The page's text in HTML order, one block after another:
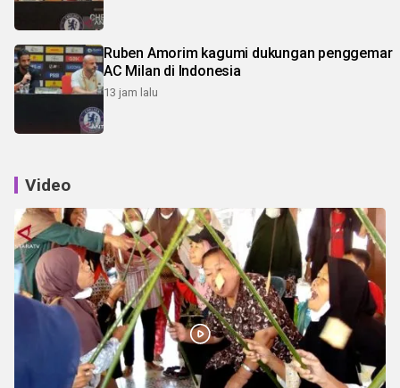
Ruben Amorim kagumi dukungan penggemar
AC Milan di Indonesia
13 jam lalu
Video